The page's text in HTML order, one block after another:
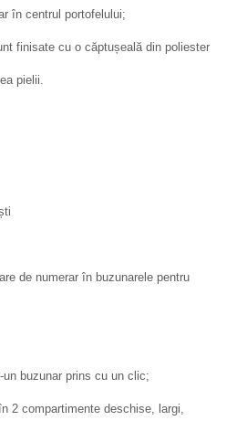
în centrul portofelului;
finisate cu o căptușeală din poliester
pielii.
de numerar în buzunarele pentru
buzunar prins cu un clic;
2 compartimente deschise, largi,